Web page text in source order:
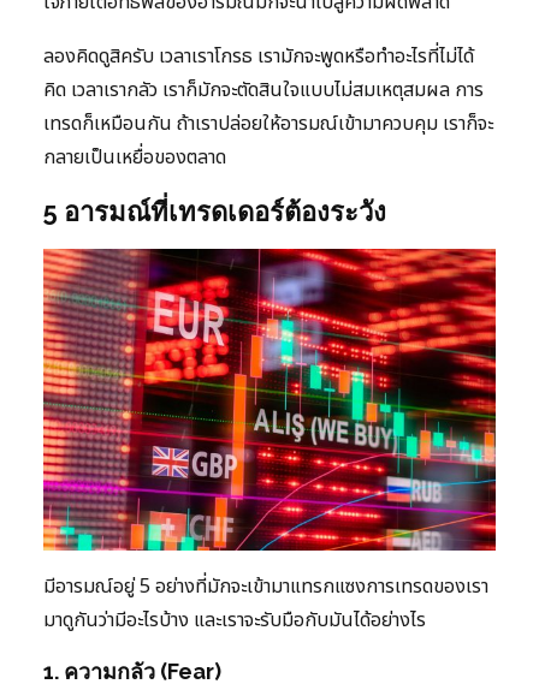
ลองคิดดูสิครับ เวลาเราโกรธ เรามักจะพูดหรือทำอะไรที่ไม่ได้
คิด เวลาเรากลัว เราก็มักจะตัดสินใจแบบไม่สมเหตุสมผล การ
เทรดก็เหมือนกัน ถ้าเราปล่อยให้อารมณ์เข้ามาควบคุม เราก็จะ
กลายเป็นเหยื่อของตลาด
5 อารมณ์ที่เทรดเดอร์ต้องระวัง
มีอารมณ์อยู่ 5 อย่างที่มักจะเข้ามาแทรกแซงการเทรดของเรา
มาดูกันว่ามีอะไรบ้าง และเราจะรับมือกับมันได้อย่างไร
1. ความกลัว (Fear)